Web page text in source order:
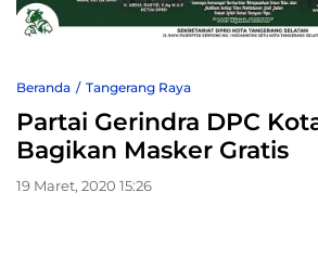
Beranda Tangerang Raya
Partai Gerindra DPC
Bagikan Masker Gratis
19 Maret, 2020 15:26